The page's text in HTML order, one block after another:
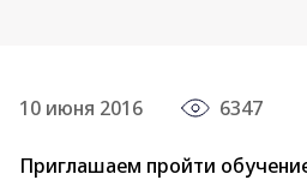
10 июня 2016 6347
Приглашаем пройти